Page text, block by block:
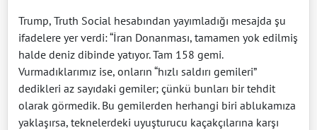
Trump, Truth Social hesabından yayımladığı mesajda şu
ifadelere yer verdi: “İran Donanması, tamamen yok edilmiş
halde deniz dibinde yatıyor. Tam 158 gemi.
Vurmadıklarımız ise, onların “hızlı saldırı gemileri”
dedikleri az sayıdaki gemiler; çünkü bunları bir tehdit
olarak görmedik. Bu gemilerden herhangi biri ablukamıza
yaklaşırsa, teknelerdeki uyuşturucu kaçakçılarına karşı